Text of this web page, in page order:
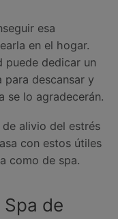
esa
en el hogar.
puede dedicar un
descansar y
se lo agradecerán.
alivio del estrés
con estos útiles
como de spa.
de